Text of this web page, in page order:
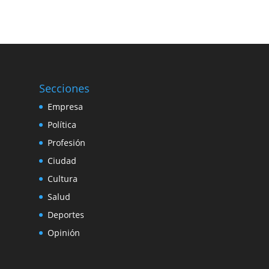
Secciones
Empresa
Política
Profesión
Ciudad
Cultura
Salud
Deportes
Opinión